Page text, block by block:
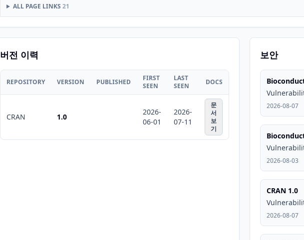
ALL PAGE LINKS 21
버전 이력
REPOSITORY VERSION PUBLISHED
FIRST
SEEN
LAST
SEEN
DOCS
CRAN 1.0
2026-
06-01
2026-
07-11
문
서
보
기
보안
2026-08-07
2026-08-03
CRAN 1.0
2026-08-07